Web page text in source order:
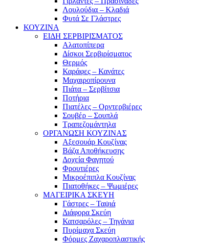
Λουλούδια – Κλαδιά
Φυτά Σε Γλάστρες
ΚΟΥΖΙΝΑ
ΕΙΔΗ ΣΕΡΒΙΡΙΣΜΑΤΟΣ
Αλατοπίπερα
Δίσκοι Σερβιρίσματος
Θερμός
Καράφες – Κανάτες
Μαχαιροπίρουνα
Πιάτα – Σερβίτσια
Ποτήρια
Πιατέλες – Ορντερβιέρες
Σουβέρ – Σουπλά
Τραπεζομάντηλα
ΟΡΓΑΝΩΣΗ ΚΟΥΖΙΝΑΣ
Αξεσουάρ Κουζίνας
Βάζα Αποθήκευσης
Δοχεία Φαγητού
Φρουτιέρες
Μικροέπιπλα Κουζίνας
Πιατοθήκες – Ψωμιέρες
ΜΑΓΕΙΡΙΚΑ ΣΚΕΥΗ
Γάστρες – Ταψιά
Διάφορα Σκεύη
Κατσαρόλες – Τηγάνια
Πυρίμαχα Σκεύη
Φόρμες Ζαχαροπλαστικής